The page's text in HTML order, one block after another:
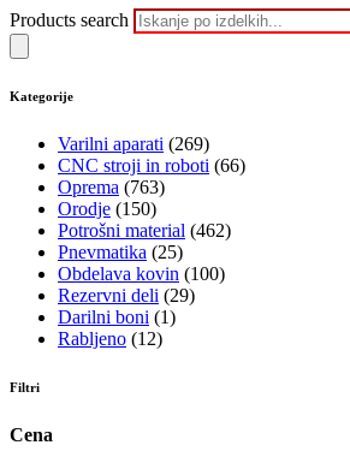
Products search
Kategorije
Varilni aparati (269)
CNC stroji in roboti (66)
Oprema (763)
Orodje (150)
Potrošni material (462)
Pnevmatika (25)
Obdelava kovin (100)
Rezervni deli (29)
Darilni boni (1)
Rabljeno (12)
Filtri
Cena